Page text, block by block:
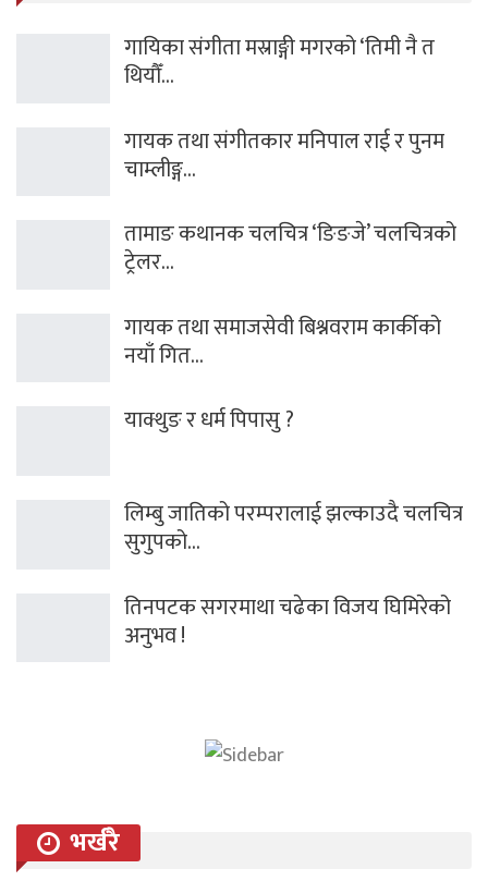
गायिका संगीता मस्राङ्गी मगरको ‘तिमी नै त
थियौँ…
गायक तथा संगीतकार मनिपाल राई र पुनम
चाम्लीङ्ग…
तामाङ कथानक चलचित्र ‘ङिङजे’ चलचित्रको
ट्रेलर…
गायक तथा समाजसेवी बिश्नवराम कार्कीको
नयाँ गित…
याक्थुङ र धर्म पिपासु ?
लिम्बु जातिको परम्परालाई झल्काउदै चलचित्र
सुगुपको…
तिनपटक सगरमाथा चढेका विजय घिमिरेको
अनुभव !
भर्खरै